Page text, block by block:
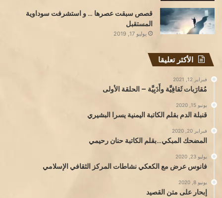
قصص سبقت عصرها … و استشرفت سوداوية
المستقبل
يوليو 17, 2019
الأكثر تعليقا
فبراير 12, 2021
مُقارَبات ثَقافِيَّة وأَدَبِيَّة – الحلقة الأولى
يونيو 15, 2020
قنبلة الدم بقلم الكاتبة اليمنية يسرا البشيري
فبراير 20, 2020
المضحك المبكي…بقلم الكاتبة حنان رحيمي
يوليو 23, 2020
فانوس عرض مع الكعكي نشاطات المركز الثقافي الإسلامي
يونيو 8, 2020
إبحار على متن القصيد